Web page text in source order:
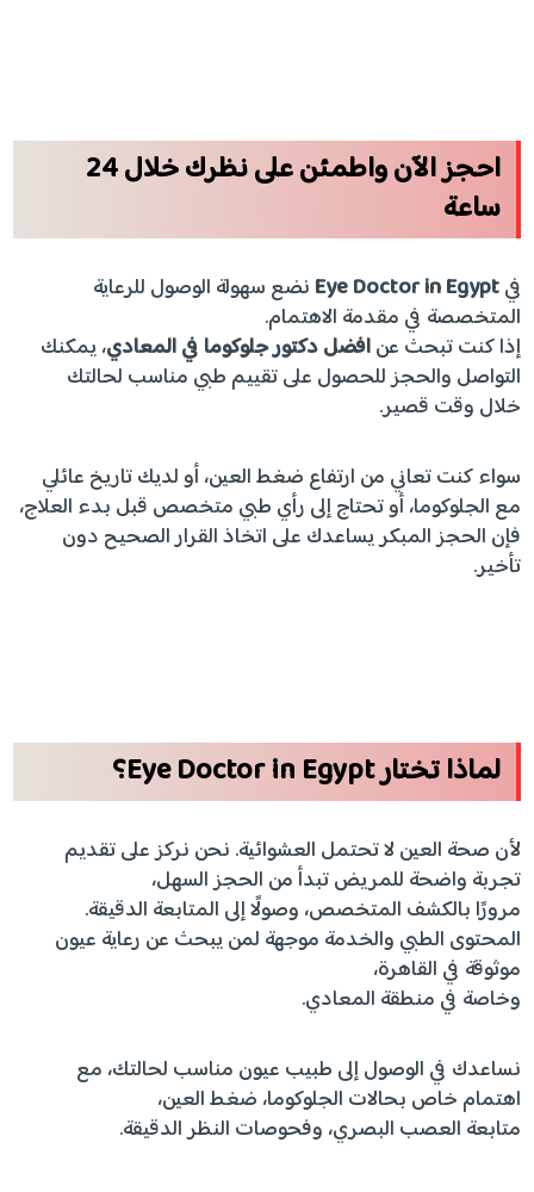
احجز الآن واطمئن على نظرك خلال 24
ساعة
فيEye Doctor in Egypt نضع سهولة الوصول للرعاية
المتخصصة في مقدمة الاهتمام.
إذا كنت تبحث عنافضل دكتور جلوكوما في المعادي، يمكنك
التواصل والحجز للحصول على تقييم طبي مناسب لحالتك
خلال وقت قصير.
سواء كنت تعاني من ارتفاع ضغط العين، أو لديك تاريخ عائلي
مع الجلوكوما، أو تحتاج إلى رأي طبي متخصص قبل بدء العلاج،
فإن الحجز المبكر يساعدك على اتخاذ القرار الصحيح دون
تأخير.
لماذا تختار Eye Doctor in Egypt؟
لأن صحة العين لا تحتمل العشوائية. نحن نركز على تقديم
تجربة واضحة للمريض تبدأ من الحجز السهل،
مرورًا بالكشف المتخصص، وصولًا إلى المتابعة الدقيقة.
المحتوى الطبي والخدمة موجهة لمن يبحث عن رعاية عيون
موثوقة في القاهرة،
وخاصة في منطقة المعادي.
نساعدك في الوصول إلى طبيب عيون مناسب لحالتك، مع
اهتمام خاص بحالات الجلوكوما، ضغط العين،
متابعة العصب البصري، وفحوصات النظر الدقيقة.